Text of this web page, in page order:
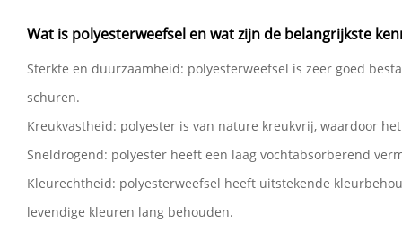
Wat is polyesterweefsel en wat zijn de belangrijkste
Sterkte en duurzaamheid: polyesterweefsel is zeer goed
schuren.
Kreukvastheid: polyester is van nature kreukvrij, waardoor
Sneldrogend: polyester heeft een laag vochtabsorberend
Kleurechtheid: polyesterweefsel heeft uitstekende
levendige kleuren lang behouden.